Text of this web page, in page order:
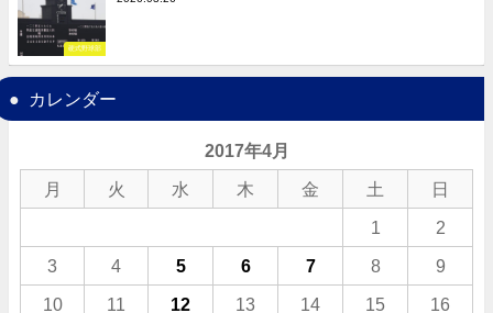
硬式野球部
カレンダー
2017年4月
月 火 水 木 金 土 日
1 2
3 4 5 6 7 8 9
10 11 12 13 14 15 16